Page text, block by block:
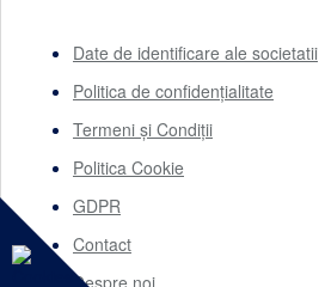
Date de identificare ale societatii
Politica de confidențialitate
Termeni și Condiții
Politica Cookie
GDPR
Contact
Despre noi